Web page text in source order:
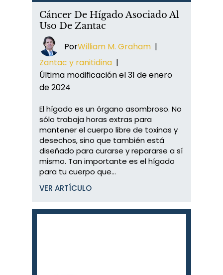
Cáncer De Hígado Asociado Al
Uso De Zantac
PorWilliam M. Graham |
Zantac y ranitidina |
Última modificación el 31 de enero
de 2024
El hígado es un órgano asombroso. No
sólo trabaja horas extras para
mantener el cuerpo libre de toxinas y
desechos, sino que también está
diseñado para curarse y repararse a sí
mismo. Tan importante es el hígado
para tu cuerpo que...
VER ARTÍCULO